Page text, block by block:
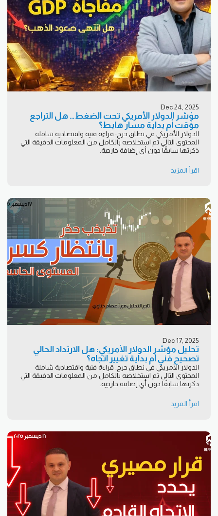
Dec 24, 2025
مؤشر الدولار الأمريكي تحت الضغط… هل التراجع
مؤقت أم بداية مسار هابط؟
الدولار الأمريكي في نطاق حرج: قراءة فنية واقتصادية شاملة
المحتوى التالي تم استخلاصه بالكامل من المعلومات الدقيقة التي
ذكرتها سابقًا دون أي إضافة خارجية.
اقرأ المزيد
Dec 17, 2025
تحليل مؤشر الدولار الأمريكي: هل الارتداد الحالي
تصحيح فني أم بداية تغيير اتجاه؟
الدولار الأمريكي في نطاق حرج: قراءة فنية واقتصادية شاملة
المحتوى التالي تم استخلاصه بالكامل من المعلومات الدقيقة التي
ذكرتها سابقًا دون أي إضافة خارجية.
اقرأ المزيد